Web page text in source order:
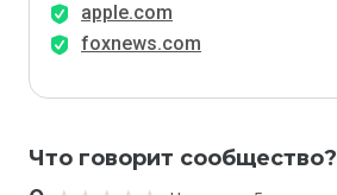
apple.com
foxnews.com
Что говорит сообщество?